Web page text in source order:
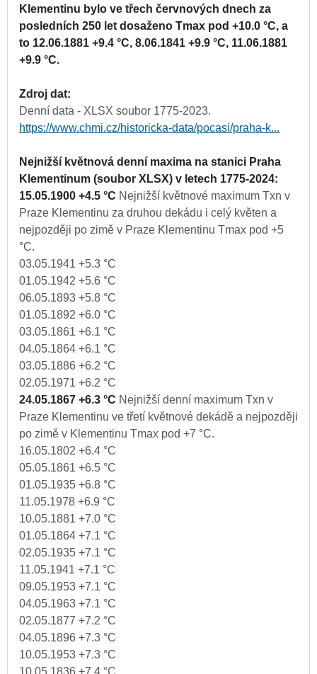
Klementinu bylo ve třech červnových dnech za
posledních 250 let dosaženo Tmax pod +10.0 °C, a
to 12.06.1881 +9.4 °C, 8.06.1841 +9.9 °C, 11.06.1881
+9.9 °C.
Zdroj dat:
Denní data - XLSX soubor 1775-2023.
https://www.chmi.cz/historicka-data/pocasi/praha-k...
Nejnižší květnová denní maxima na stanici Praha
Klementinum (soubor XLSX) v letech 1775-2024:
15.05.1900 +4.5 °C Nejnižší květnové maximum Txn v
Praze Klementinu za druhou dekádu i celý květen a
nejpozději po zimě v Praze Klementinu Tmax pod +5
°C.
03.05.1941 +5.3 °C
01.05.1942 +5.6 °C
06.05.1893 +5.8 °C
01.05.1892 +6.0 °C
03.05.1861 +6.1 °C
04.05.1864 +6.1 °C
03.05.1886 +6.2 °C
02.05.1971 +6.2 °C
24.05.1867 +6.3 °C Nejnižší denní maximum Txn v
Praze Klementinu ve třetí květnové dekádě a nejpozději
po zimě v Klementinu Tmax pod +7 °C.
16.05.1802 +6.4 °C
05.05.1861 +6.5 °C
01.05.1935 +6.8 °C
11.05.1978 +6.9 °C
10.05.1881 +7.0 °C
01.05.1864 +7.1 °C
02.05.1935 +7.1 °C
11.05.1941 +7.1 °C
09.05.1953 +7.1 °C
04.05.1963 +7.1 °C
02.05.1877 +7.2 °C
04.05.1896 +7.3 °C
10.05.1953 +7.3 °C
10.05.1836 +7.4 °C